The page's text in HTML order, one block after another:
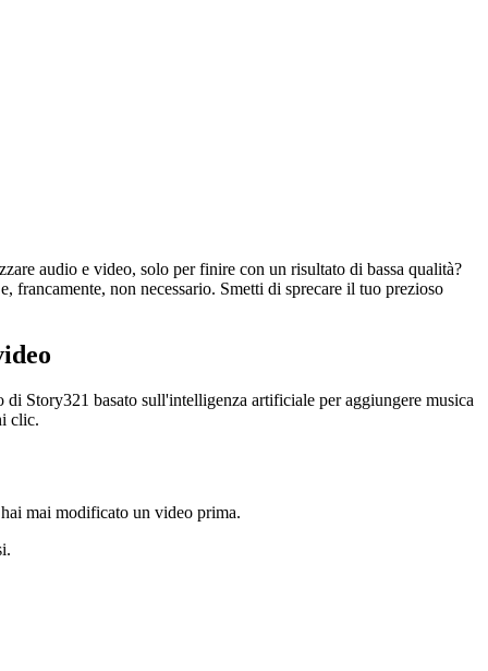
audio e video, solo per finire con un risultato di bassa qualità?
non necessario. Smetti di sprecare il tuo prezioso
Story321 basato sull'intelligenza artificiale per aggiungere musica
clic.
mai modificato un video prima.